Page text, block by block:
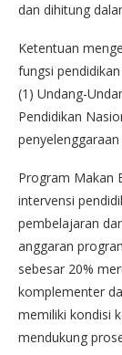
dan dihitung
Ketentuan
fungsi
(1) Undang-
Pendidikan
Program Makan
intervensi
pembelajaran
anggaran
sebesar 20%
komplementer
memiliki kondisi
mendukung